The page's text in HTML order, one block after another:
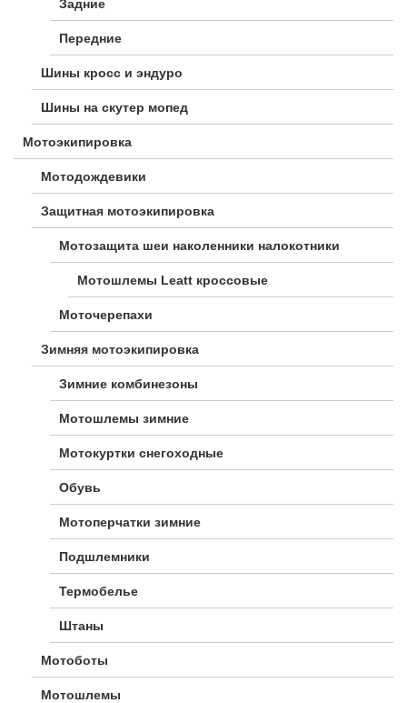
Задние
Передние
Шины кросс и эндуро
Шины на скутер мопед
Мотоэкипировка
Мотодождевики
Защитная мотоэкипировка
Мотозащита шеи наколенники налокотники
Мотошлемы Leatt кроссовые
Моточерепахи
Зимняя мотоэкипировка
Зимние комбинезоны
Мотошлемы зимние
Мотокуртки снегоходные
Обувь
Мотоперчатки зимние
Подшлемники
Термобелье
Штаны
Мотоботы
Мотошлемы